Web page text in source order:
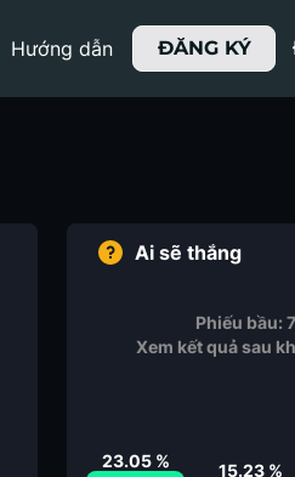
Hướng dẫn ĐĂNG KÝ
Ai sẽ thắng
Phiếu bầu:
Xem kết quả sau
23.05% 15.23%